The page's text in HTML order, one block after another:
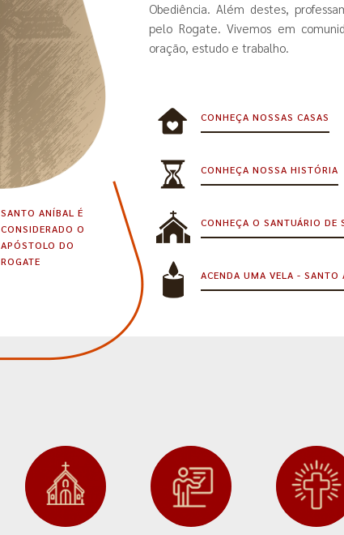
SANTO ANÍBAL É
CONSIDERADO O
APÓSTOLO DO
ROGATE
Obediência. Além destes,
pelo Rogate. Vivemos em
oração, estudo e trabalho.
CONHEÇA NOSSAS CASAS
CONHEÇA NOSSA HISTÓRIA
CONHEÇA O SANTUÁRIO DE
ACENDA UMA VELA - SANTO